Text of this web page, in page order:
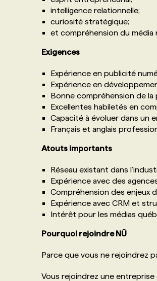
intelligence relationnelle;
curiosité stratégique;
et compréhension du média
Exigences
Expérience en publicité
Expérience en
Bonne compréhension de
Excellentes habiletés en
Capacité à évoluer dans un
Français et anglais
Atouts importants
Réseau existant dans
Expérience avec des
Compréhension des enjeux
Expérience avec CRM et
Intérêt pour les médias
Pourquoi rejoindre NÜ
Parce que vous ne rejoindrez
Vous rejoindrez une